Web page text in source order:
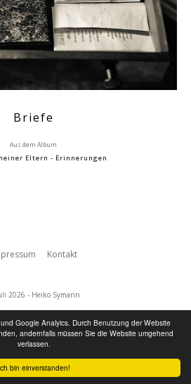
bin einverstanden!
Google Analyics. Durch Benutzung der Website
andernfalls müssen Sie die Website umgehend
verlassen.
Briefe
Aus dem Album
Eltern - Erinnerungen
Kontakt
2026 - Heiko Symann